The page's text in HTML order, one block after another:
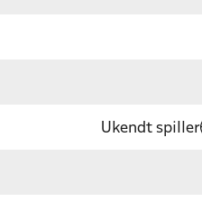
Ukendt spiller